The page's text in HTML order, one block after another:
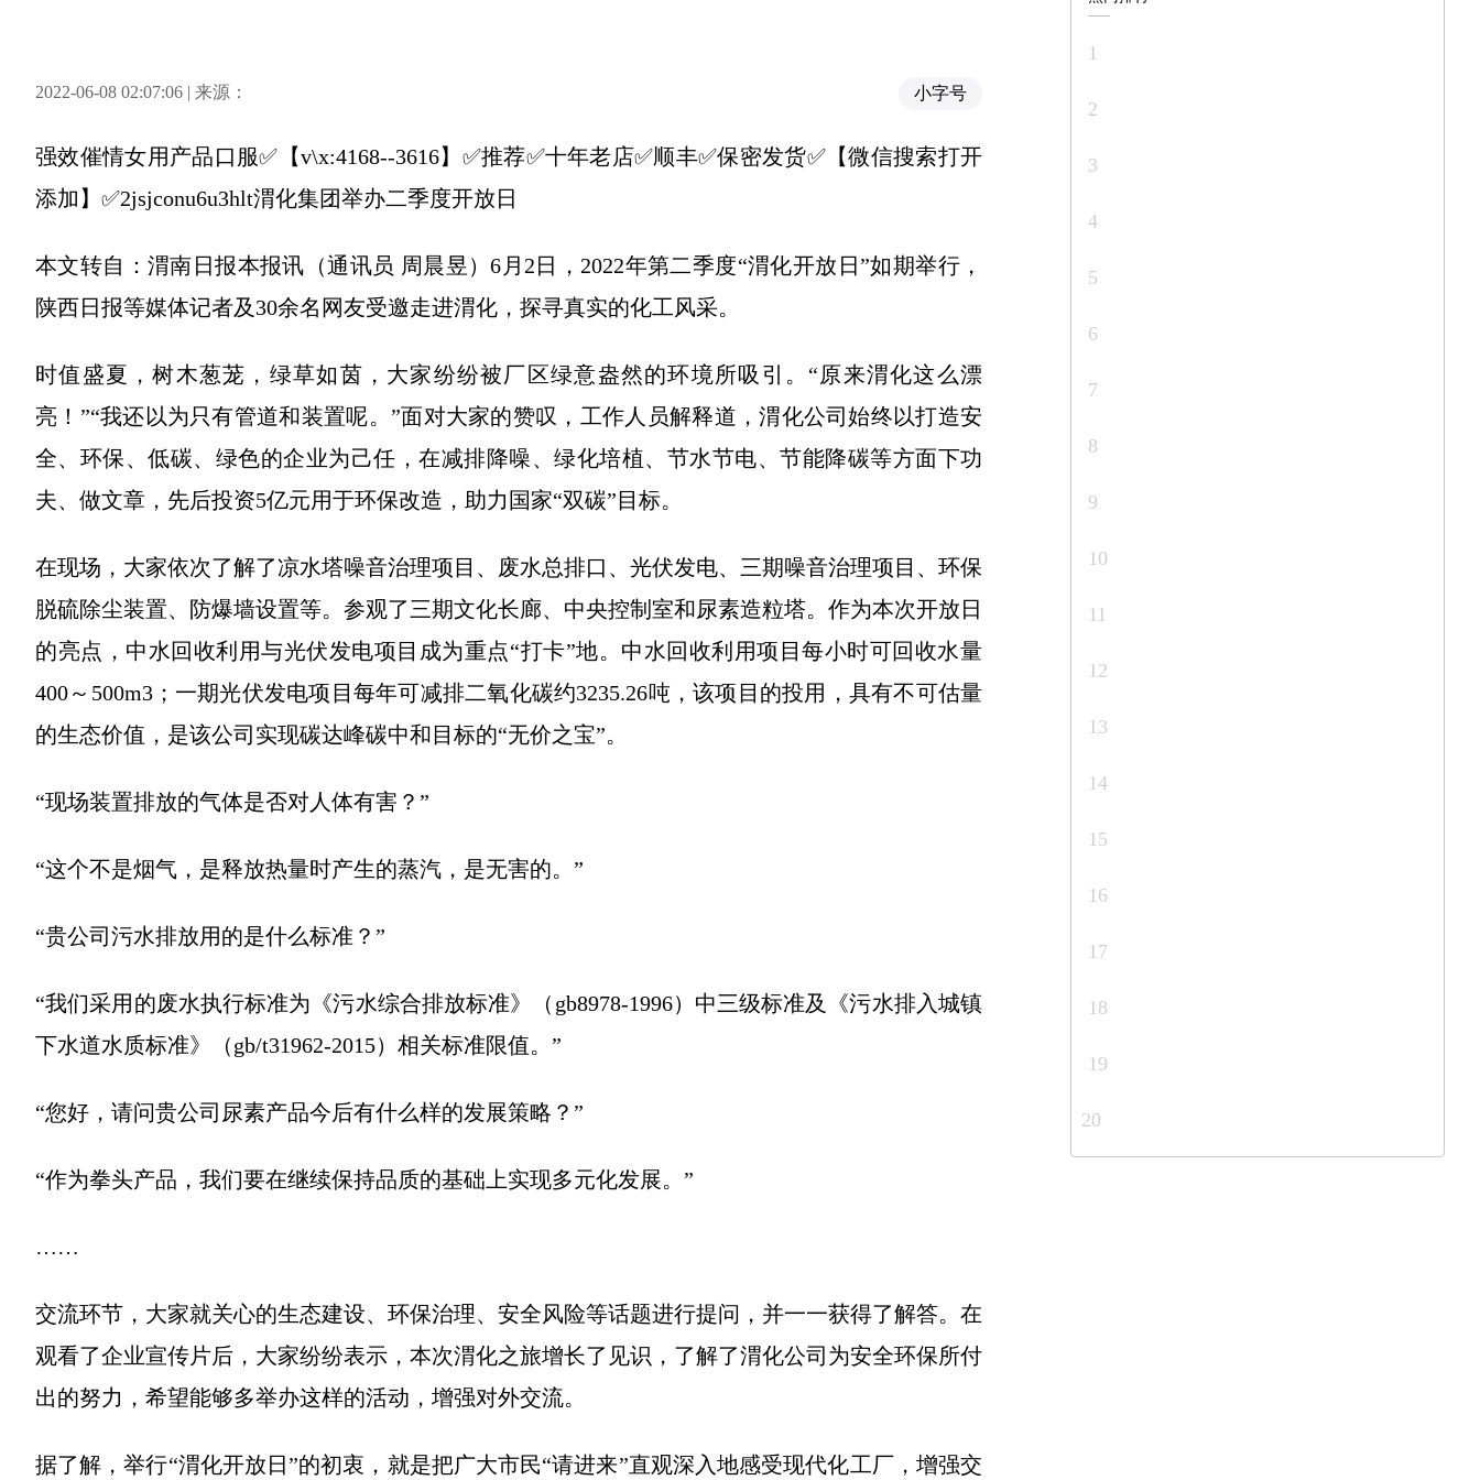
2022-06-08 02:07:06 | 来源： 小字号
强效催情女用产品口服✅【v\x:4168--3616】✅推荐✅十年老店✅顺丰✅保密发货✅【微信搜索打开
添加】✅2jsjconu6u3hlt渭化集团举办二季度开放日
本文转自：渭南日报本报讯（通讯员 周晨昱）6月2日，2022年第二季度“渭化开放日”如期举行，
陕西日报等媒体记者及30余名网友受邀走进渭化，探寻真实的化工风采。
时值盛夏，树木葱茏，绿草如茵，大家纷纷被厂区绿意盎然的环境所吸引。“原来渭化这么漂
亮！”“我还以为只有管道和装置呢。”面对大家的赞叹，工作人员解释道，渭化公司始终以打造安
全、环保、低碳、绿色的企业为己任，在减排降噪、绿化培植、节水节电、节能降碳等方面下功
夫、做文章，先后投资5亿元用于环保改造，助力国家“双碳”目标。
在现场，大家依次了解了凉水塔噪音治理项目、废水总排口、光伏发电、三期噪音治理项目、环保
脱硫除尘装置、防爆墙设置等。参观了三期文化长廊、中央控制室和尿素造粒塔。作为本次开放日
的亮点，中水回收利用与光伏发电项目成为重点“打卡”地。中水回收利用项目每小时可回收水量
400～500m3；一期光伏发电项目每年可减排二氧化碳约3235.26吨，该项目的投用，具有不可估量
的生态价值，是该公司实现碳达峰碳中和目标的“无价之宝”。
“现场装置排放的气体是否对人体有害？”
“这个不是烟气，是释放热量时产生的蒸汽，是无害的。”
“贵公司污水排放用的是什么标准？”
“我们采用的废水执行标准为《污水综合排放标准》（gb8978-1996）中三级标准及《污水排入城镇
下水道水质标准》（gb/t31962-2015）相关标准限值。”
“您好，请问贵公司尿素产品今后有什么样的发展策略？”
“作为拳头产品，我们要在继续保持品质的基础上实现多元化发展。”
……
交流环节，大家就关心的生态建设、环保治理、安全风险等话题进行提问，并一一获得了解答。在
观看了企业宣传片后，大家纷纷表示，本次渭化之旅增长了见识，了解了渭化公司为安全环保所付
出的努力，希望能够多举办这样的活动，增强对外交流。
据了解，举行“渭化开放日”的初衷，就是把广大市民“请进来”直观深入地感受现代化工厂，增强交
1
2
3
4
5
6
7
8
9
10
11
12
13
14
15
16
17
18
19
20